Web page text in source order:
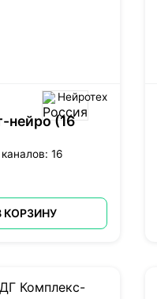
Нейротех
нейро (16
16
КОРЗИНУ